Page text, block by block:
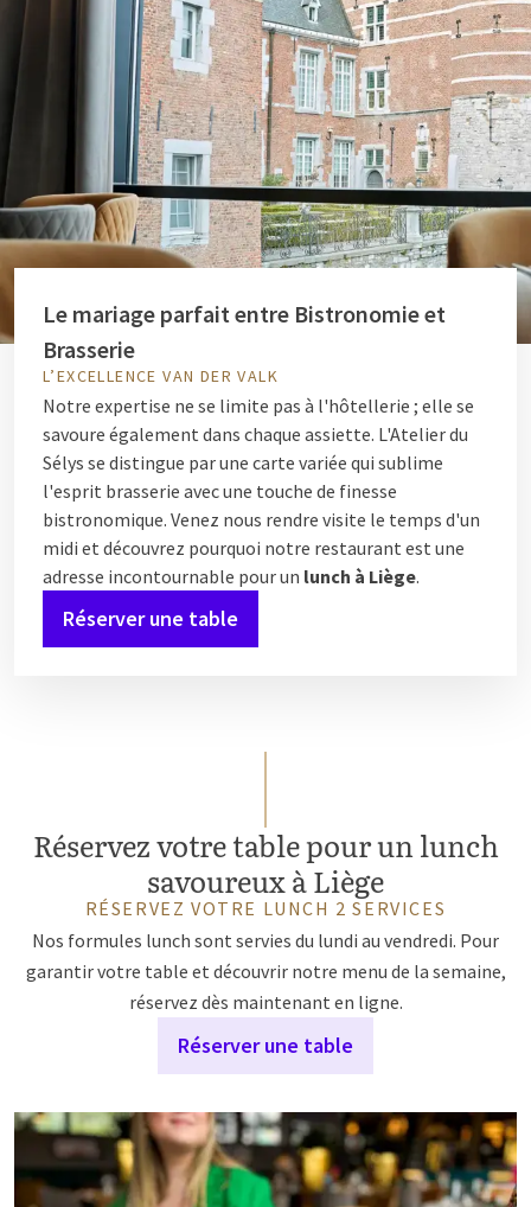
Le mariage parfait entre Bistronomie et
Brasserie
L’EXCELLENCE VAN DER VALK
Notre expertise ne se limite pas à l'hôtellerie ; elle se
savoure également dans chaque assiette. L'Atelier du
Sélys se distingue par une carte variée qui sublime
l'esprit brasserie avec une touche de finesse
bistronomique. Venez nous rendre visite le temps d'un
midi et découvrez pourquoi notre restaurant est une
adresse incontournable pour un lunch à Liège.
Réserver une table
Réservez votre table pour un lunch
savoureux à Liège
RÉSERVEZ VOTRE LUNCH 2 SERVICES
Nos formules lunch sont servies du lundi au vendredi. Pour
garantir votre table et découvrir notre menu de la semaine,
réservez dès maintenant en ligne.
Réserver une table